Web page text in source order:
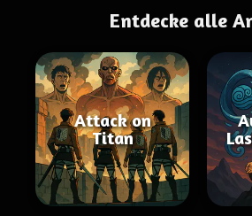
Entdecke alle
Attack on
Titan